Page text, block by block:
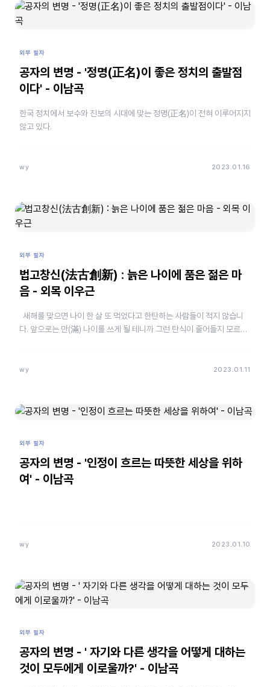
외부 필자
공자의 변명 - '정명(正名)이 좋은 정치의 출발점
이다' - 이남곡
한국 정치에서 보수와 진보의 시대에 맞는 정명(正名)이 전혀 이루어지지
않고 있다.
wy 2023.01.16
외부 필자
법고창신(法古創新) : 늙은 나이에 품은 젊은 마
음 - 외목 이우근
새해를 맞으면 나이 한 살 또 먹었다고 한탄하는 사람들이 적지 않습니
다. 앞으로는 만(滿) 나이를 쓰게 될 테니까 그런 탄식이 줄어들지 모르지
wy 2023.01.11
외부 필자
공자의 변명 - '인정이 흐르는 따뜻한 세상을 위하
여' - 이남곡
wy 2023.01.10
외부 필자
공자의 변명 - ' 자기와 다른 생각을 어떻게 대하는
것이 모두에게 이로울까?' - 이남곡